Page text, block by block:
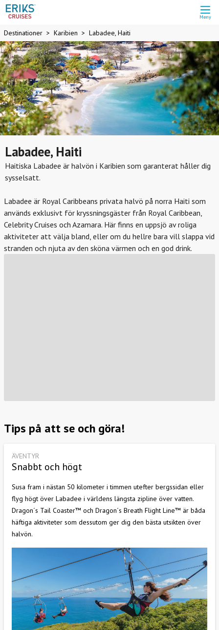
Meny
Destinationer Karibien Labadee, Haiti
Labadee, Haiti
Haitiska Labadee är halvön i Karibien som garanterat håller dig
sysselsatt.
Labadee är Royal Caribbeans privata halvö på norra Haiti som
används exklusivt för kryssningsgäster från Royal Caribbean,
Celebrity Cruises och Azamara. Här finns en uppsjö av roliga
aktiviteter att välja bland, eller om du hellre bara vill slappa vid
stranden och njuta av den sköna värmen och en god drink.
Tips på att se och göra!
ÄVENTYR
Snabbt och högt
Susa fram i nästan 50 kilometer i timmen utefter bergssidan eller
flyg högt över Labadee i världens längsta zipline över vatten.
Dragon´s Tail Coaster™ och Dragon´s Breath Flight Line™ är båda
häftiga aktiviteter som dessutom ger dig den bästa utsikten över
halvön.